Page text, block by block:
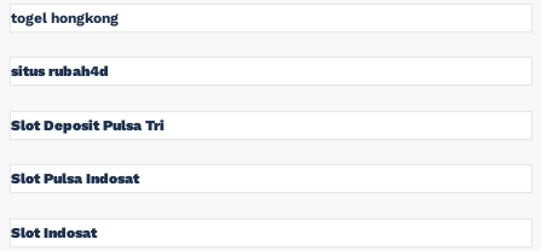
togel hongkong
situs rubah4d
Slot Deposit Pulsa Tri
Slot Pulsa Indosat
Slot Indosat